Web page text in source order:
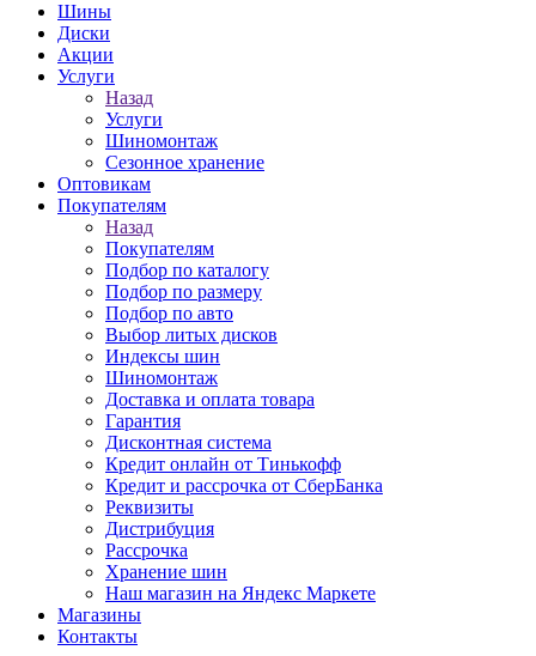
Шины
Диски
Акции
Услуги
Назад
Услуги
Шиномонтаж
Сезонное хранение
Оптовикам
Покупателям
Назад
Покупателям
Подбор по каталогу
Подбор по размеру
Подбор по авто
Выбор литых дисков
Индексы шин
Шиномонтаж
Доставка и оплата товара
Гарантия
Дисконтная система
Кредит онлайн от Тинькофф
Кредит и рассрочка от СберБанка
Реквизиты
Дистрибуция
Рассрочка
Хранение шин
Наш магазин на Яндекс Маркете
Магазины
Контакты